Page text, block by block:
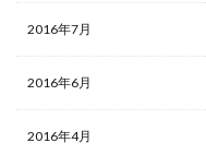
2016年7月
2016年6月
2016年4月